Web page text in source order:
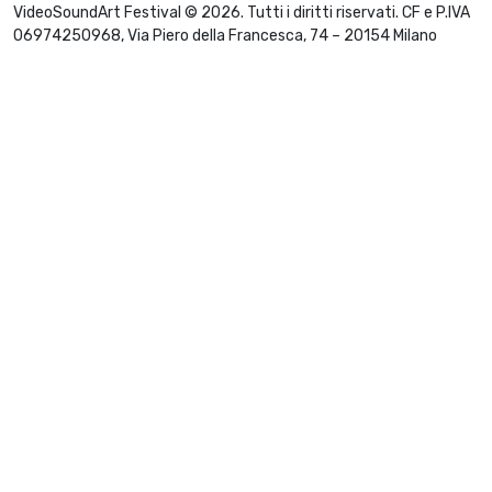
VideoSoundArt Festival © 2026. Tutti i diritti riservati. CF e P.IVA
06974250968, Via Piero della Francesca, 74 – 20154 Milano